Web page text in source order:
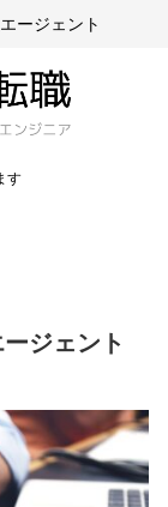
す
ージェント
ジェント